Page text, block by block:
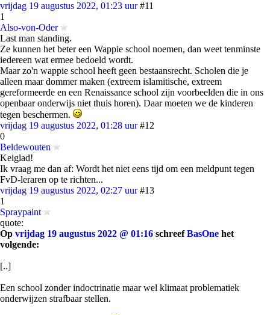
vrijdag 19 augustus 2022, 01:23 uur #11
1
Also-von-Oder
Last man standing.
Ze kunnen het beter een Wappie school noemen, dan weet tenminste
iedereen wat ermee bedoeld wordt.
Maar zo'n wappie school heeft geen bestaansrecht. Scholen die je
alleen maar dommer maken (extreem islamitische, extreem
gereformeerde en een Renaissance school zijn voorbeelden die in ons
openbaar onderwijs niet thuis horen). Daar moeten we de kinderen
tegen beschermen.
vrijdag 19 augustus 2022, 01:28 uur #12
0
Beldewouten
Keiglad!
Ik vraag me dan af: Wordt het niet eens tijd om een meldpunt tegen
FvD-leraren op te richten...
vrijdag 19 augustus 2022, 02:27 uur #13
1
Spraypaint
quote:
Op vrijdag 19 augustus 2022 @ 01:16 schreefBasOne het
volgende:
[..]
Een school zonder indoctrinatie maar wel klimaat problematiek
onderwijzen strafbaar stellen.